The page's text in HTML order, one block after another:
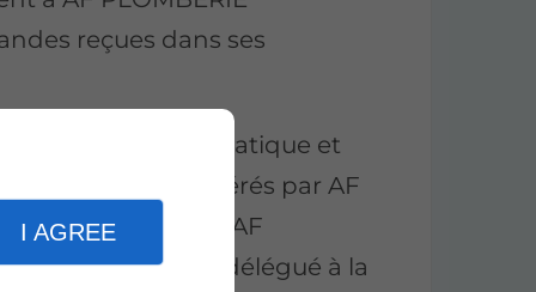
I AGREE
reçues dans ses
vos droits Informatique et
personnelles gérés par AF
pouvez contacter AF
son délégué à la